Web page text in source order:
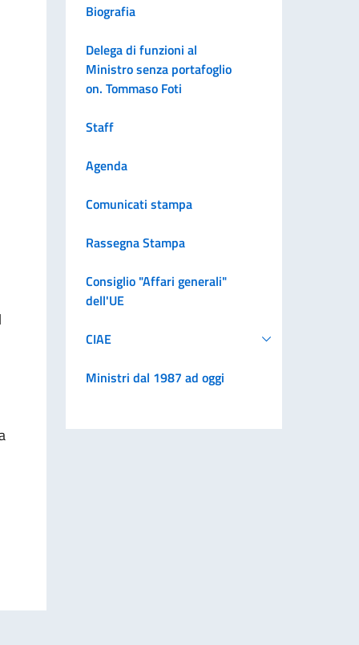
Biografia
Delega di funzioni al
Ministro senza portafoglio
on. Tommaso Foti
Staff
Agenda
Comunicati stampa
Rassegna Stampa
Consiglio "Affari generali"
dell'UE
CIAE
Ministri dal 1987 ad oggi